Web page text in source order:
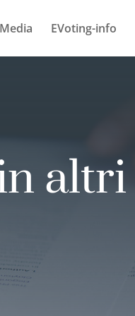
Media EVoting-info
altri